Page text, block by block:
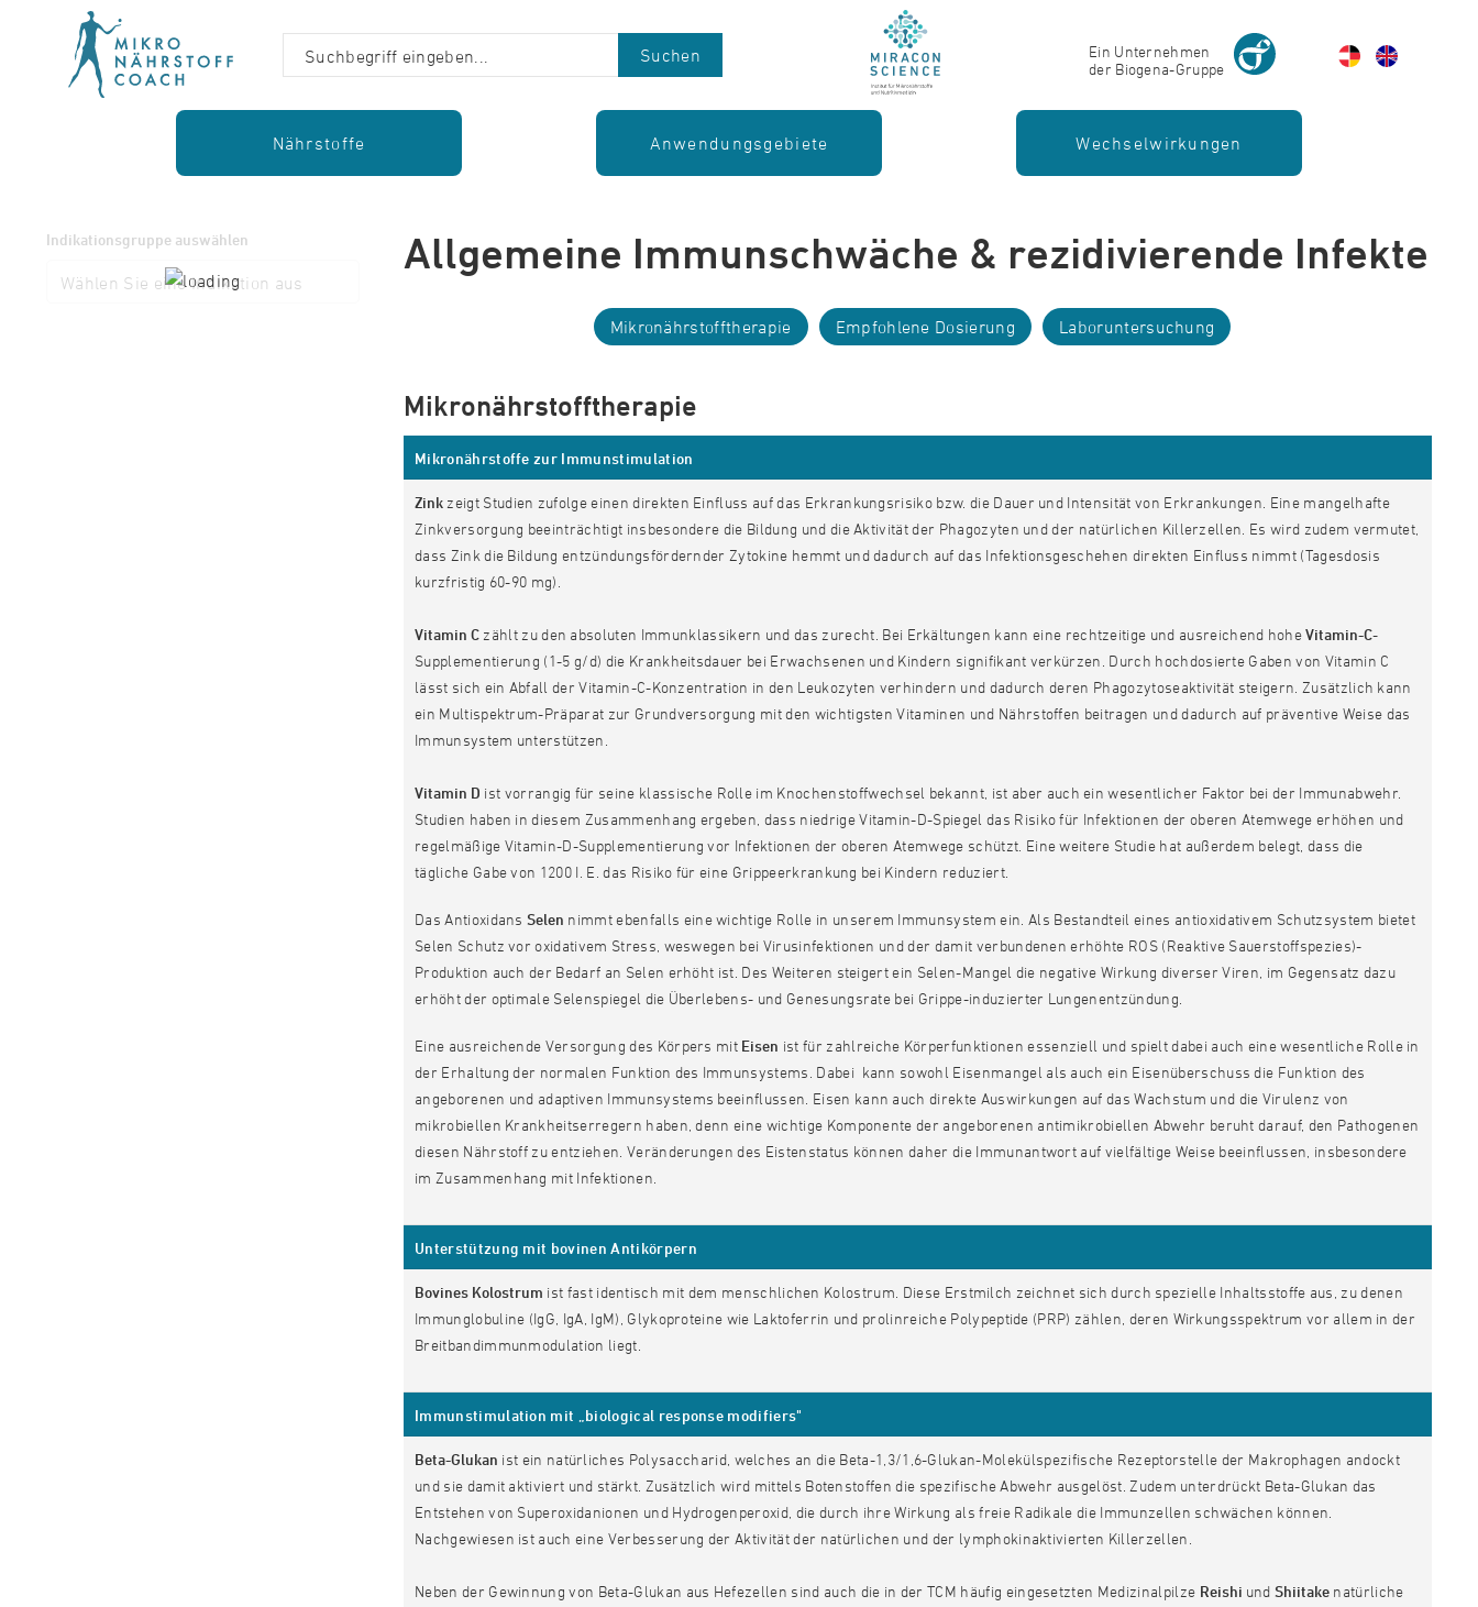
Suchen
Ein Unternehmen
der Biogena-Gruppe
Nährstoffe Anwendungsgebiete Wechselwirkungen
Allgemeine Immunschwäche & rezidivierende Infekte
Mikronährstofftherapie Empfohlene Dosierung Laboruntersuchung
Mikronährstofftherapie
Mikronährstoffe zur Immunstimulation
Zink zeigt Studien zufolge einen direkten Einfluss auf das Erkrankungsrisiko bzw. die Dauer und Intensität von Erkrankungen. Eine mangelhafte
Zinkversorgung beeinträchtigt insbesondere die Bildung und die Aktivität der Phagozyten und der natürlichen Killerzellen. Es wird zudem vermutet,
dass Zink die Bildung entzündungsfördernder Zytokine hemmt und dadurch auf das Infektionsgeschehen direkten Einfluss nimmt (Tagesdosis
kurzfristig 60-90 mg).
Vitamin C zählt zu den absoluten Immunklassikern und das zurecht. Bei Erkältungen kann eine rechtzeitige und ausreichend hoheVitamin-C-
Supplementierung (1-5 g/d) die Krankheitsdauer bei Erwachsenen und Kindern signifikant verkürzen. Durch hochdosierte Gaben von Vitamin C
lässt sich ein Abfall der Vitamin-C-Konzentration in den Leukozyten verhindern und dadurch deren Phagozytoseaktivität steigern. Zusätzlich kann
ein Multispektrum-Präparat zur Grundversorgung mit den wichtigsten Vitaminen und Nährstoffen beitragen und dadurch auf präventive Weise das
Immunsystem unterstützen.
Vitamin D ist vorrangig für seine klassische Rolle im Knochenstoffwechsel bekannt, ist aber auch ein wesentlicher Faktor bei der Immunabwehr.
Studien haben in diesem Zusammenhang ergeben, dass niedrige Vitamin-D-Spiegel das Risiko für Infektionen der oberen Atemwege erhöhen und
regelmäßige Vitamin-D-Supplementierung vor Infektionen der oberen Atemwege schützt. Eine weitere Studie hat außerdem belegt, dass die
tägliche Gabe von 1200 I. E. das Risiko für eine Grippeerkrankung bei Kindern reduziert.
Das AntioxidansSelen nimmt ebenfalls eine wichtige Rolle in unserem Immunsystem ein. Als Bestandteil eines antioxidativem Schutzsystem bietet
Selen Schutz vor oxidativem Stress, weswegen bei Virusinfektionen und der damit verbundenen erhöhte ROS (Reaktive Sauerstoffspezies)-
Produktion auch der Bedarf an Selen erhöht ist. Des Weiteren steigert ein Selen-Mangel die negative Wirkung diverser Viren, im Gegensatz dazu
erhöht der optimale Selenspiegel die Überlebens- und Genesungsrate bei Grippe-induzierter Lungenentzündung.
Eine ausreichende Versorgung des Körpers mit Eisen ist für zahlreiche Körperfunktionen essenziell und spielt dabei auch eine wesentliche Rolle in
der Erhaltung der normalen Funktion des Immunsystems. Dabei kann sowohl Eisenmangel als auch ein Eisenüberschuss die Funktion des
angeborenen und adaptiven Immunsystems beeinflussen. Eisen kann auch direkte Auswirkungen auf das Wachstum und die Virulenz von
mikrobiellen Krankheitserregern haben, denn eine wichtige Komponente der angeborenen antimikrobiellen Abwehr beruht darauf, den Pathogenen
diesen Nährstoff zu entziehen. Veränderungen des Eistenstatus können daher die Immunantwort auf vielfältige Weise beeinflussen, insbesondere
im Zusammenhang mit Infektionen.
Unterstützung mit bovinen Antikörpern
Bovines Kolostrum ist fast identisch mit dem menschlichen Kolostrum. Diese Erstmilch zeichnet sich durch spezielle Inhaltsstoffe aus, zu denen
Immunglobuline (IgG, IgA, IgM), Glykoproteine wie Laktoferrin und prolinreiche Polypeptide (PRP) zählen, deren Wirkungsspektrum vor allem in der
Breitbandimmunmodulation liegt.
Immunstimulation mit „biological response modifiers"
Beta-Glukan ist ein natürliches Polysaccharid, welches an die Beta-1,3/1,6-Glukan-Molekülspezifische Rezeptorstelle der Makrophagen andockt
und sie damit aktiviert und stärkt. Zusätzlich wird mittels Botenstoffen die spezifische Abwehr ausgelöst. Zudem unterdrückt Beta-Glukan das
Entstehen von Superoxidanionen und Hydrogenperoxid, die durch ihre Wirkung als freie Radikale die Immunzellen schwächen können.
Nachgewiesen ist auch eine Verbesserung der Aktivität der natürlichen und der lymphokinaktivierten Killerzellen.
Neben der Gewinnung von Beta-Glukan aus Hefezellen sind auch die in der TCM häufig eingesetzten Medizinalpilze Reishi undShiitake natürliche
Indikationsgruppe auswählen